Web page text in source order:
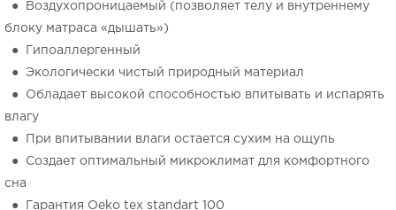
● Воздухопроницаемый (позволяет телу и внутреннему
блоку матраса «дышать»)
● Гипоаллергенный
● Экологически чистый природный материал
● Обладает высокой способностью впитывать и испарять
влагу
● При впитывании влаги остается сухим на ощупь
● Создает оптимальный микроклимат для комфортного
сна
● Гарантия Оeko tex standart 100